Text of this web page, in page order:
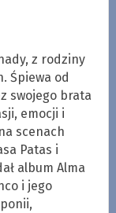
z rodziny
Śpiewa od
swojego brata
emocji i
scenach
Patas i
album Alma
i jego